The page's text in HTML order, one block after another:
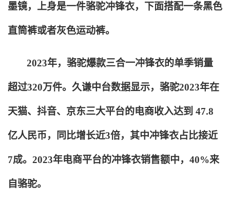
墨镜，上身是一件骆驼冲锋衣，下面搭配一条黑色
直筒裤或者灰色运动裤。
2023年，骆驼爆款三合一冲锋衣的单季销量
超过320万件。久谦中台数据显示，骆驼2023年在
天猫、抖音、京东三大平台的电商收入达到 47.8
亿人民币，同比增长近3倍，其中冲锋衣占比接近
7成。2023年电商平台的冲锋衣销售额中，40%来
自骆驼。